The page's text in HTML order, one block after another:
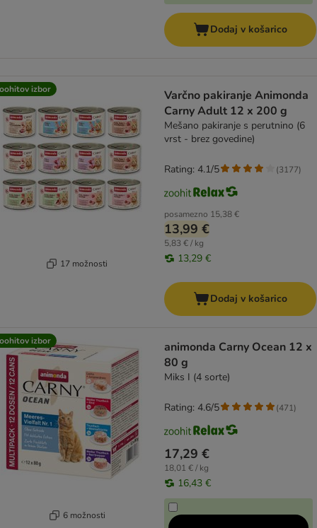
Dodaj v košarico
izbor
17 možnosti
Varčno pakiranje Animonda
Carny Adult 12 x 200 g
Mešano pakiranje s perutnino (6
vrst - brez govedine)
posamezno 15,38 €
13,99 €
5,83 € / kg
13,29 €
Rating: 4.1/5 (3177)
Dodaj v košarico
izbor
6 možnosti
animonda Carny Ocean 12 x
80 g
Miks I (4 sorte)
17,29 €
18,01 € / kg
16,43 €
Rating: 4.6/5 (471)